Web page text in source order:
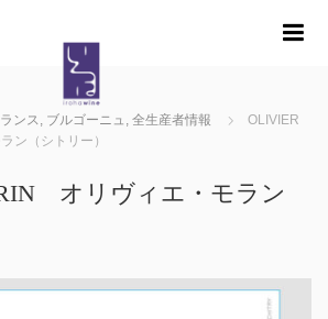
ンス, ブルゴーニュ , 全生産者情報
OLIVIER
ン（シトリー）
オリヴィエ・モラン